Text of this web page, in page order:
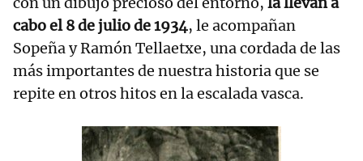
cabo el 8 de julio de 1934, le acompañan
Sopeña y Ramón Tellaetxe, una cordada de las
más importantes de nuestra historia que se
repite en otros hitos en la escalada vasca.